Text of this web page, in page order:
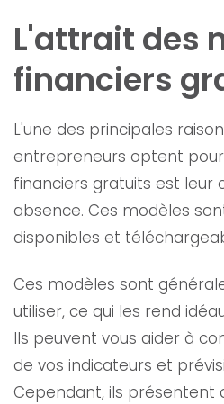
L'attrait des
financiers
L'une des principales
entrepreneurs optent
financiers gratuits est leur
absence. Ces modèles
disponibles et
Ces modèles sont
utiliser, ce qui les rend
Ils peuvent vous aider à
de vos indicateurs et
Cependant, ils présentent